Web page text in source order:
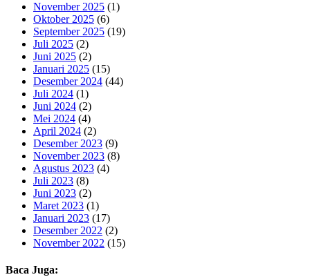
November 2025 (1)
Oktober 2025 (6)
September 2025 (19)
Juli 2025 (2)
Juni 2025 (2)
Januari 2025 (15)
Desember 2024 (44)
Juli 2024 (1)
Juni 2024 (2)
Mei 2024 (4)
April 2024 (2)
Desember 2023 (9)
November 2023 (8)
Agustus 2023 (4)
Juli 2023 (8)
Juni 2023 (2)
Maret 2023 (1)
Januari 2023 (17)
Desember 2022 (2)
November 2022 (15)
Baca Juga: